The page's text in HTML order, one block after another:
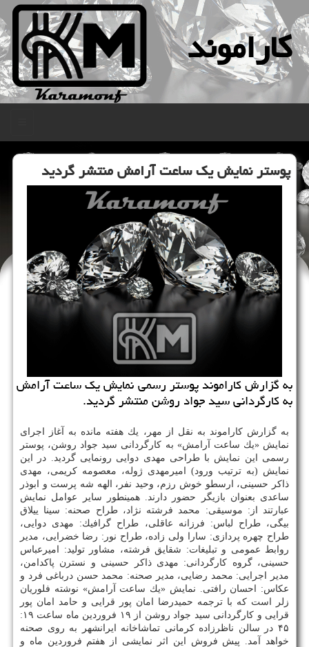
كاراموند
پوستر نمایش یك ساعت آرامش منتشر گردید
به گزارش كاراموند پوستر رسمی نمایش یك ساعت آرامش
به كارگردانی سید جواد روشن منتشر گردید.
به گزارش كاراموند به نقل از مهر، یك هفته مانده به آغاز اجرای
نمایش «یك ساعت آرامش» به كارگردانی سید جواد روشن، پوستر
رسمی این نمایش با طراحی مهدی دوایی رونمایی گردید. در این
نمایش (به ترتیب ورود) امیرمهدی ژوله، معصومه كریمی، مهدی
ذاكر حسینی، ارسطو خوش رزم، وحید نفر، الهه شه پرست و ابوذر
ساعدی بعنوان بازیگر حضور دارند. همینطور سایر عوامل نمایش
عبارتند از: موسیقی: محمد فرشته نژاد، طراح صحنه: سینا ییلاق
بیگی، طراح لباس: فرزانه عاقلی، طراح گرافیك: مهدی دوایی،
طراح چهره پردازی: سارا ولی زاده، طراح نور: رضا خضرایی، مدیر
روابط عمومی و تبلیغات: شقایق فرشته، مشاور تولید: امیرعباس
حسینی، گروه كارگردانی: مهدی ذاكر حسینی و نسترن پاكدامن،
مدیر اجرایی: محمد رضایی، مدیر صحنه: محمد حسن درباغی فرد و
عكاس: احسان رافتی. نمایش «یك ساعت آرامش» نوشته فلوریان
زلر است كه با ترجمه حمیدرضا امان پور قرایی و حامد امان پور
قرایی و كارگردانی سید جواد روشن از ۱۹ فروردین ماه ساعت ۱۹:
۴۵ در سالن ناظرزاده كرمانی تماشاخانه ایرانشهر به روی صحنه
خواهد آمد. پیش فروش این اثر نمایشی از هفتم فروردین ماه و